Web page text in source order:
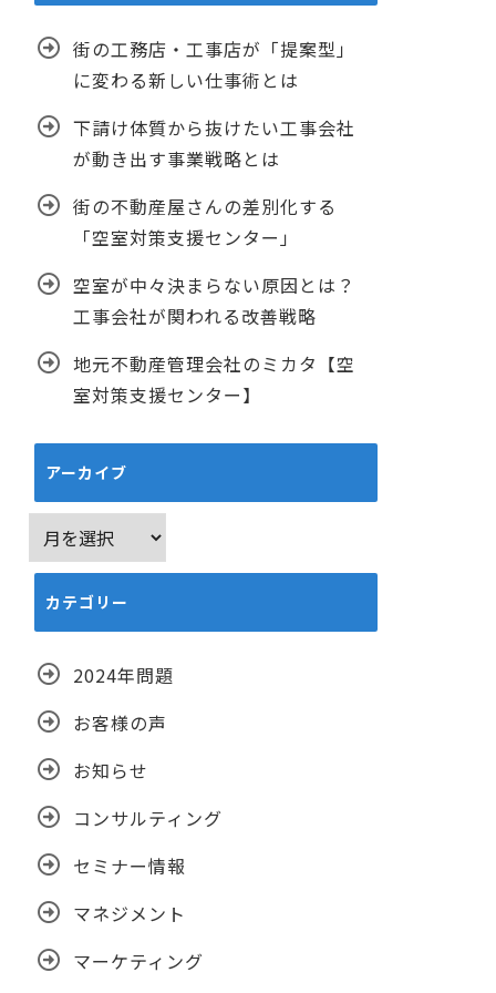
街の工務店・工事店が「提案型」
に変わる新しい仕事術とは
下請け体質から抜けたい工事会社
が動き出す事業戦略とは
街の不動産屋さんの差別化する
「空室対策支援センター」
空室が中々決まらない原因とは？
工事会社が関われる改善戦略
地元不動産管理会社のミカタ【空
室対策支援センター】
アーカイブ
ー
カ
ブ
カテゴリー
2024年問題
お客様の声
お知らせ
コンサルティング
セミナー情報
マネジメント
マーケティング